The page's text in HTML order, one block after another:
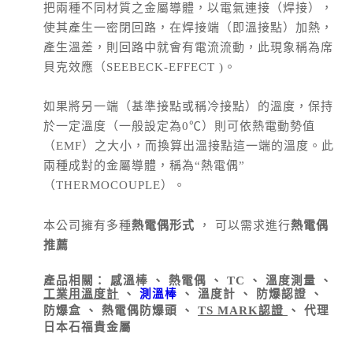
把兩種不同材質之金屬導體，以電氣連接（焊接），
使其產生一密閉回路，在焊接端（即溫接點）加熱，
產生溫差，則回路中就會有電流流動，此現象稱為席
貝克效應（SEEBECK-EFFECT ) 。
如果將另一端（基準接點或稱冷接點）的溫度，保持
於一定溫度（一般設定為0℃）則可依熱電動勢值
（EMF）之大小，而換算出溫接點這一端的溫度。此
兩種成對的金屬導體，稱為“熱電偶”
（THERMOCOUPLE）
。
本公司擁有多種熱電偶形式 ， 可以需求進行熱電偶
推薦
產品相關： 感溫棒 、 熱電偶 、 TC 、 溫度測量 、
工業用溫度計 、 測溫棒 、 溫度計 、 防爆認證 、
防爆盒 、 熱電偶防爆頭 、 TS MARK認證
、 代理
日本石福貴金屬